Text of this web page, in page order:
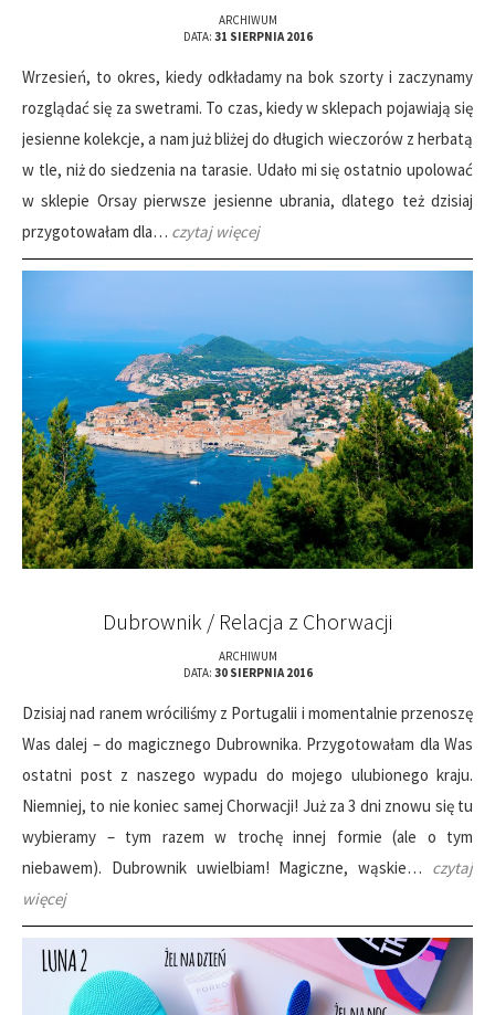
ARCHIWUM
DATA: 31 SIERPNIA 2016
Wrzesień, to okres, kiedy odkładamy na bok szorty i zaczynamy
rozglądać się za swetrami. To czas, kiedy w sklepach pojawiają się
jesienne kolekcje, a nam już bliżej do długich wieczorów z herbatą
w tle, niż do siedzenia na tarasie. Udało mi się ostatnio upolować
w sklepie Orsay pierwsze jesienne ubrania, dlatego też dzisiaj
przygotowałam dla… czytaj więcej
Dubrownik / Relacja z Chorwacji
ARCHIWUM
DATA: 30 SIERPNIA 2016
Dzisiaj nad ranem wróciliśmy z Portugalii i momentalnie przenoszę
Was dalej – do magicznego Dubrownika. Przygotowałam dla Was
ostatni post z naszego wypadu do mojego ulubionego kraju.
Niemniej, to nie koniec samej Chorwacji! Już za 3 dni znowu się tu
wybieramy – tym razem w trochę innej formie (ale o tym
niebawem). Dubrownik uwielbiam! Magiczne, wąskie… czytaj
więcej